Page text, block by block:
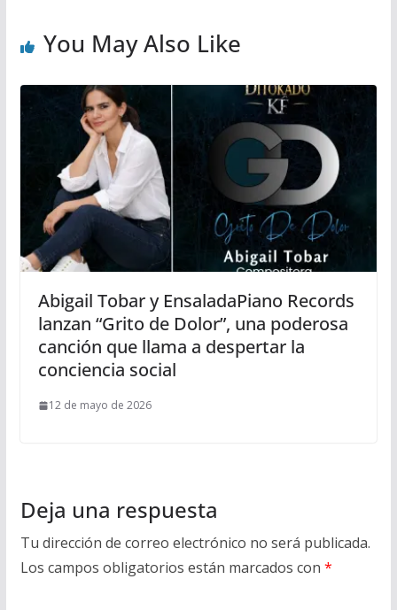
You May Also Like
Abigail Tobar y EnsaladaPiano Records
lanzan “Grito de Dolor”, una poderosa
canción que llama a despertar la
conciencia social
12 de mayo de 2026
Deja una respuesta
Tu dirección de correo electrónico no será publicada.
Los campos obligatorios están marcados con *